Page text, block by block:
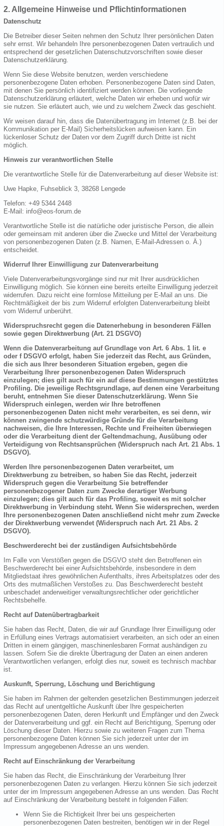
2. Allgemeine Hinweise und Pflichtinformationen
Datenschutz
Die Betreiber dieser Seiten nehmen den Schutz Ihrer persönlichen Daten
sehr ernst. Wir behandeln Ihre personenbezogenen Daten vertraulich und
entsprechend der gesetzlichen Datenschutzvorschriften sowie dieser
Datenschutzerklärung.
Wenn Sie diese Website benutzen, werden verschiedene
personenbezogene Daten erhoben. Personenbezogene Daten sind Daten,
mit denen Sie persönlich identifiziert werden können. Die vorliegende
Datenschutzerklärung erläutert, welche Daten wir erheben und wofür wir
sie nutzen. Sie erläutert auch, wie und zu welchem Zweck das geschieht.
Wir weisen darauf hin, dass die Datenübertragung im Internet (z.B. bei der
Kommunikation per E-Mail) Sicherheitslücken aufweisen kann. Ein
lückenloser Schutz der Daten vor dem Zugriff durch Dritte ist nicht
möglich.
Hinweis zur verantwortlichen Stelle
Die verantwortliche Stelle für die Datenverarbeitung auf dieser Website ist:
Uwe Hapke, Fuhseblick 3, 38268 Lengede
Telefon: +49 5344 2448
E-Mail: info@eos-forum.de
Verantwortliche Stelle ist die natürliche oder juristische Person, die allein
oder gemeinsam mit anderen über die Zwecke und Mittel der Verarbeitung
von personenbezogenen Daten (z.B. Namen, E-Mail-Adressen o. Ä.)
entscheidet.
Widerruf Ihrer Einwilligung zur Datenverarbeitung
Viele Datenverarbeitungsvorgänge sind nur mit Ihrer ausdrücklichen
Einwilligung möglich. Sie können eine bereits erteilte Einwilligung jederzeit
widerrufen. Dazu reicht eine formlose Mitteilung per E-Mail an uns. Die
Rechtmäßigkeit der bis zum Widerruf erfolgten Datenverarbeitung bleibt
vom Widerruf unberührt.
Widerspruchsrecht gegen die Datenerhebung in besonderen Fällen
sowie gegen Direktwerbung (Art. 21 DSGVO)
Wenn die Datenverarbeitung auf Grundlage von Art. 6 Abs. 1 lit. e
oder f DSGVO erfolgt, haben Sie jederzeit das Recht, aus Gründen,
die sich aus Ihrer besonderen Situation ergeben, gegen die
Verarbeitung Ihrer personenbezogenen Daten Widerspruch
einzulegen; dies gilt auch für ein auf diese Bestimmungen gestütztes
Profiling. Die jeweilige Rechtsgrundlage, auf denen eine Verarbeitung
beruht, entnehmen Sie dieser Datenschutzerklärung. Wenn Sie
Widerspruch einlegen, werden wir Ihre betroffenen
personenbezogenen Daten nicht mehr verarbeiten, es sei denn, wir
können zwingende schutzwürdige Gründe für die Verarbeitung
nachweisen, die Ihre Interessen, Rechte und Freiheiten überwiegen
oder die Verarbeitung dient der Geltendmachung, Ausübung oder
Verteidigung von Rechtsansprüchen (Widerspruch nach Art. 21 Abs. 1
DSGVO).
Werden Ihre personenbezogenen Daten verarbeitet, um
Direktwerbung zu betreiben, so haben Sie das Recht, jederzeit
Widerspruch gegen die Verarbeitung Sie betreffender
personenbezogener Daten zum Zwecke derartiger Werbung
einzulegen; dies gilt auch für das Profiling, soweit es mit solcher
Direktwerbung in Verbindung steht. Wenn Sie widersprechen, werden
Ihre personenbezogenen Daten anschließend nicht mehr zum Zwecke
der Direktwerbung verwendet (Widerspruch nach Art. 21 Abs. 2
DSGVO).
Beschwerderecht bei der zuständigen Aufsichtsbehörde
Im Falle von Verstößen gegen die DSGVO steht den Betroffenen ein
Beschwerderecht bei einer Aufsichtsbehörde, insbesondere in dem
Mitgliedstaat ihres gewöhnlichen Aufenthalts, ihres Arbeitsplatzes oder des
Orts des mutmaßlichen Verstoßes zu. Das Beschwerderecht besteht
unbeschadet anderweitiger verwaltungsrechtlicher oder gerichtlicher
Rechtsbehelfe.
Recht auf Datenübertragbarkeit
Sie haben das Recht, Daten, die wir auf Grundlage Ihrer Einwilligung oder
in Erfüllung eines Vertrags automatisiert verarbeiten, an sich oder an einen
Dritten in einem gängigen, maschinenlesbaren Format aushändigen zu
lassen. Sofern Sie die direkte Übertragung der Daten an einen anderen
Verantwortlichen verlangen, erfolgt dies nur, soweit es technisch machbar
ist.
Auskunft, Sperrung, Löschung und Berichtigung
Sie haben im Rahmen der geltenden gesetzlichen Bestimmungen jederzeit
das Recht auf unentgeltliche Auskunft über Ihre gespeicherten
personenbezogenen Daten, deren Herkunft und Empfänger und den Zweck
der Datenverarbeitung und ggf. ein Recht auf Berichtigung, Sperrung oder
Löschung dieser Daten. Hierzu sowie zu weiteren Fragen zum Thema
personenbezogene Daten können Sie sich jederzeit unter der im
Impressum angegebenen Adresse an uns wenden.
Recht auf Einschränkung der Verarbeitung
Sie haben das Recht, die Einschränkung der Verarbeitung Ihrer
personenbezogenen Daten zu verlangen. Hierzu können Sie sich jederzeit
unter der im Impressum angegebenen Adresse an uns wenden. Das Recht
auf Einschränkung der Verarbeitung besteht in folgenden Fällen:
Wenn Sie die Richtigkeit Ihrer bei uns gespeicherten
personenbezogenen Daten bestreiten, benötigen wir in der Regel